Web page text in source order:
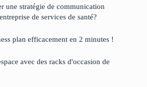
une stratégie de communication
de services de santé?
plan efficacement en 2 minutes !
avec des racks d'occasion de